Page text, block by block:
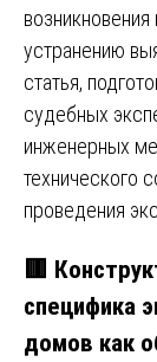
устранению
статья,
судебных
инженерных
технического
проведения
🟥
специфика
домов как